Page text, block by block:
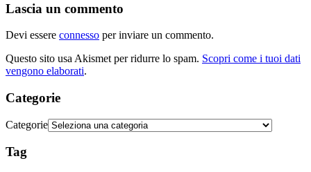
Lascia un commento
Devi essere connesso per inviare un commento.
Questo sito usa Akismet per ridurre lo spam. Scopri come i tuoi dati
vengono elaborati.
Categorie
Categorie
Tag